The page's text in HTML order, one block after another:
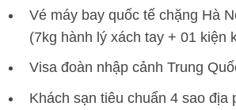
Vé máy bay quốc tế chặng Hà
(7kg hành lý xách tay + 01 kiện
Visa đoàn nhập cảnh Trung
Khách sạn tiêu chuẩn 4 sao